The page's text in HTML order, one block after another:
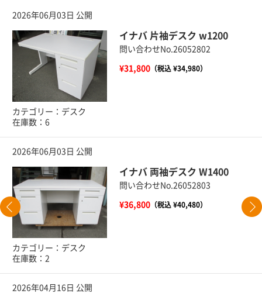
2026年06月03日 公開
イナバ 片袖デスク w1200
問い合わせNo.26052802
¥31,800（税込 ¥34,980）
カテゴリー：デスク
在庫数：6
2026年06月03日 公開
イナバ 両袖デスク W1400
問い合わせNo.26052803
¥36,800（税込 ¥40,480）
カテゴリー：デスク
在庫数：2
2026年04月16日 公開